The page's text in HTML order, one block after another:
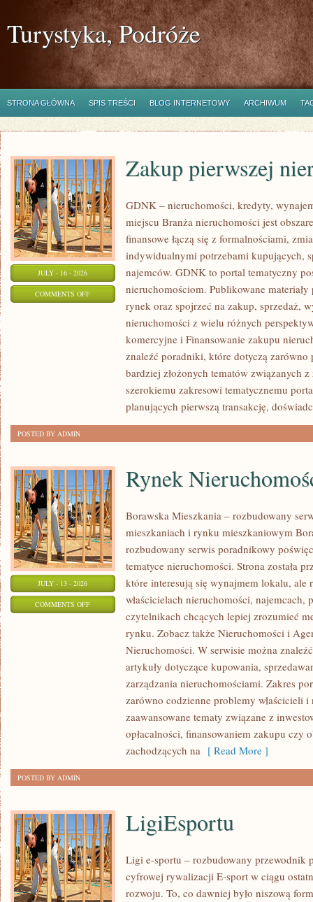
Turystyka, Podróże
STRONA GŁÓWNA SPIS TREŚCI BLOG INTERNETOWY ARCHIWUM
JULY - 16 - 2026
COMMENTS OFFON
PIERWSZEJ
NIERUCHOMOŚCI
Zakup pierwszej
GDNK – nieruchomości, kredyty,
miejscu Branża nieruchomości jest
finansowe łączą się z formalnościami,
indywidualnymi potrzebami kupujących,
najemców. GDNK to portal tematyczny
nieruchomościom. Publikowane
rynek oraz spojrzeć na zakup, sprzedaż,
nieruchomości z wielu różnych
komercyjne i Finansowanie zakupu
znaleźć poradniki, które dotyczą
bardziej złożonych tematów związanych
szerokiemu zakresowi tematycznemu
planujących pierwszą transakcję,
POSTED BY ADMIN
JULY - 13 - 2026
COMMENTS OFFON
NIERUCHOMOŚCI
Rynek
Borawska Mieszkania – rozbudowany
mieszkaniach i rynku mieszkaniowym
rozbudowany serwis poradnikowy
tematyce nieruchomości. Strona została
które interesują się wynajmem lokalu, ale
właścicielach nieruchomości, najemcach,
czytelnikach chcących lepiej zrozumieć
rynku. Zobacz także Nieruchomości i
Nieruchomości. W serwisie można
artykuły dotyczące kupowania,
zarządzania nieruchomościami. Zakres
zarówno codzienne problemy właścicieli
zaawansowane tematy związane z
opłacalności, finansowaniem zakupu czy
zachodzących na [ Read More ]
POSTED BY ADMIN
LigiEsportu
Ligi e-sportu – rozbudowany przewodnik
cyfrowej rywalizacji E-sport w ciągu
rozwoju. To, co dawniej było niszową